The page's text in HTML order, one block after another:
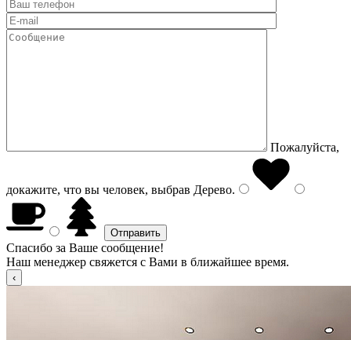
Пожалуйста,
докажите, что вы человек, выбрав Дерево.
Спасибо за Ваше сообщение!
Наш менеджер свяжется с Вами в ближайшее время.